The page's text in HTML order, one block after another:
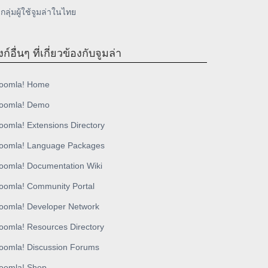
กลุ่มผู้ใช้จูมล่าในไทย
ก์อื่นๆ ที่เกี่ยวข้องกับจูมล่า
Home
Demo
Extensions Directory
Language Packages
Documentation Wiki
Community Portal
Developer Network
Resources Directory
Discussion Forums